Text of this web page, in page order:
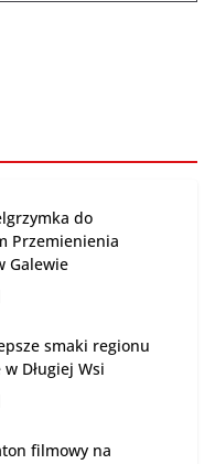
do
Przemienienia
Galewie
smaki regionu
Długiej Wsi
filmowy na